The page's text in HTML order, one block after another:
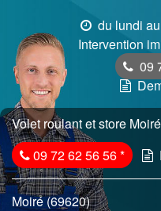
du lundi
Intervention
09
Volet roulant et store
09 72 62 56 56*
Moiré (69620)